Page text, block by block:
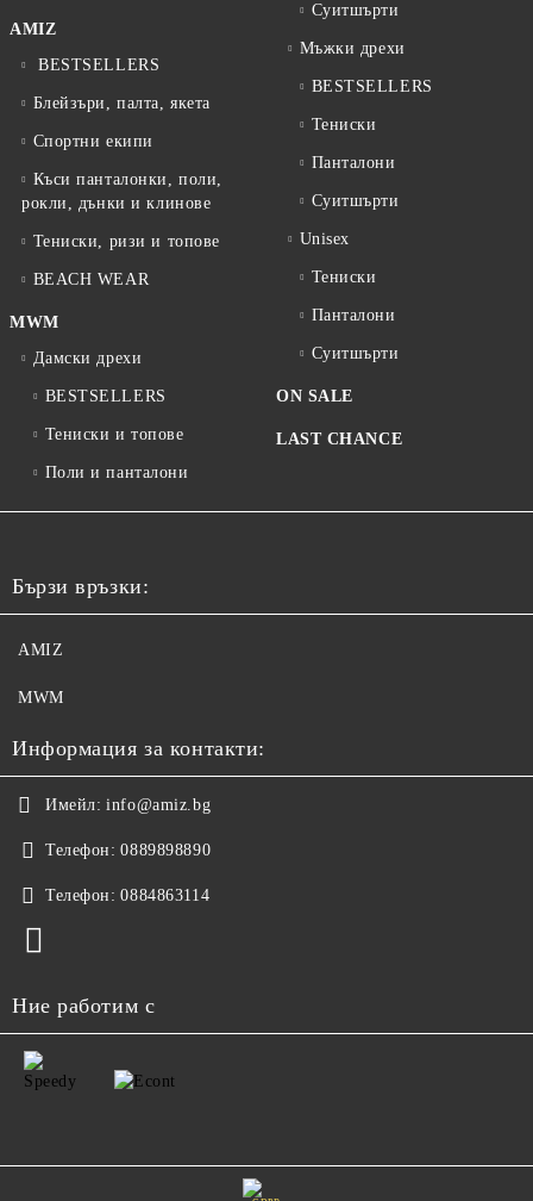
AMIZ
BESTSELLERS
Блейзъри, палта, якета
Спортни екипи
Къси панталонки, поли,
рокли, дънки и клинове
Тениски, ризи и топове
BEACH WEAR
MWM
Дамски дрехи
BESTSELLERS
Тениски и топове
Поли и панталони
Суитшърти
Мъжки дрехи
BESTSELLERS
Тениски
Панталони
Суитшърти
Unisex
Тениски
Панталони
Суитшърти
ON SALE
LAST CHANCE
Бързи връзки:
AMIZ
MWM
Информация за контакти:
Имейл: info@amiz.bg
Телефон: 0889898890
Телефон: 0884863114
Ние работим с